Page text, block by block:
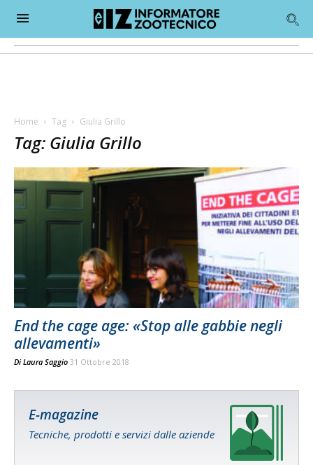
Home Tag Giulia Grillo
Tag: Giulia Grillo
End the cage age: «Stop alle gabbie negli
allevamenti»
Di Laura Saggio 31 Ottobre 2018
E-magazine
Tecniche, prodotti e servizi dalle aziende